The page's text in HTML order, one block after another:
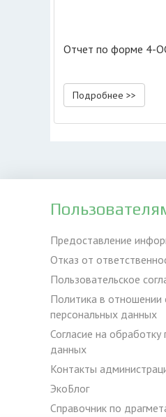
Отчет по форме 4-
Подробнее >>
Предоставление
Отказ от
Пользовательское
Политика в отношении
персональных данных
Согласие на обработку
данных
Контакты
ЭкоБлог
Справочник по